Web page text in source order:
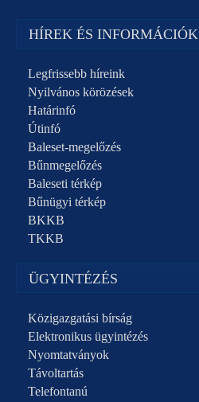
HÍREK ÉS INFORMÁCIÓK
Legfrissebb híreink
Nyilvános körözések
Határinfó
Útinfó
Baleset-megelőzés
Bűnmegelőzés
Baleseti térkép
Bűnügyi térkép
BKKB
TKKB
ÜGYINTÉZÉS
Közigazgatási bírság
Elektronikus ügyintézés
Nyomtatványok
Távoltartás
Telefontanú